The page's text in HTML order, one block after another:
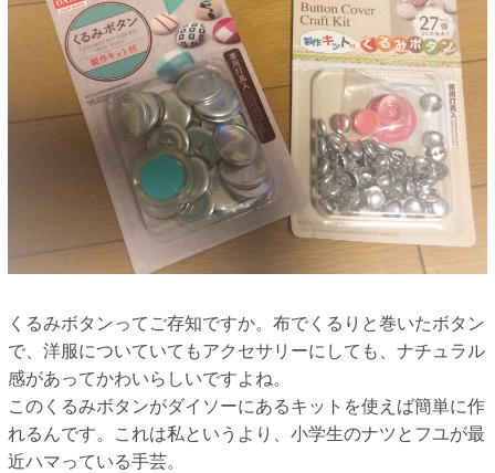
くるみボタンってご存知ですか。布でくるりと巻いたボタン
で、洋服についていてもアクセサリーにしても、ナチュラル
感があってかわいらしいですよね。
このくるみボタンがダイソーにあるキットを使えば簡単に作
れるんです。これは私というより、小学生のナツとフユが最
近ハマっている手芸。